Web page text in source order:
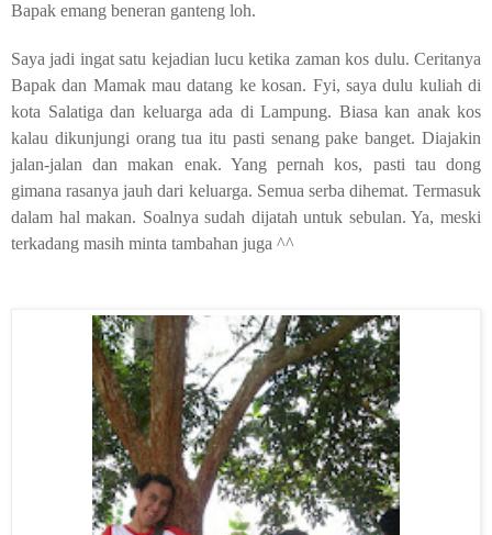
Bapak emang beneran ganteng loh.
Saya jadi ingat satu kejadian lucu ketika zaman kos dulu. Ceritanya
Bapak dan Mamak mau datang ke kosan. Fyi, saya dulu kuliah di
kota Salatiga dan keluarga ada di Lampung. Biasa kan anak kos
kalau dikunjungi orang tua itu pasti senang pake banget. Diajakin
jalan-jalan dan makan enak. Yang pernah kos, pasti tau dong
gimana rasanya jauh dari keluarga. Semua serba dihemat. Termasuk
dalam hal makan. Soalnya sudah dijatah untuk sebulan. Ya, meski
terkadang masih minta tambahan juga ^^